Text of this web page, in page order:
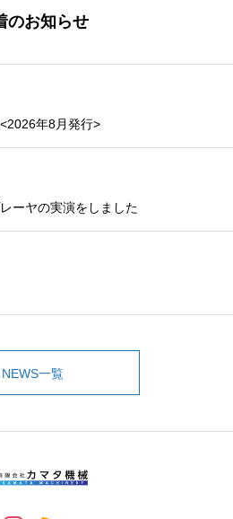
のお知らせ
年8月発行>
ーヤの実演をしました
NEWS一覧